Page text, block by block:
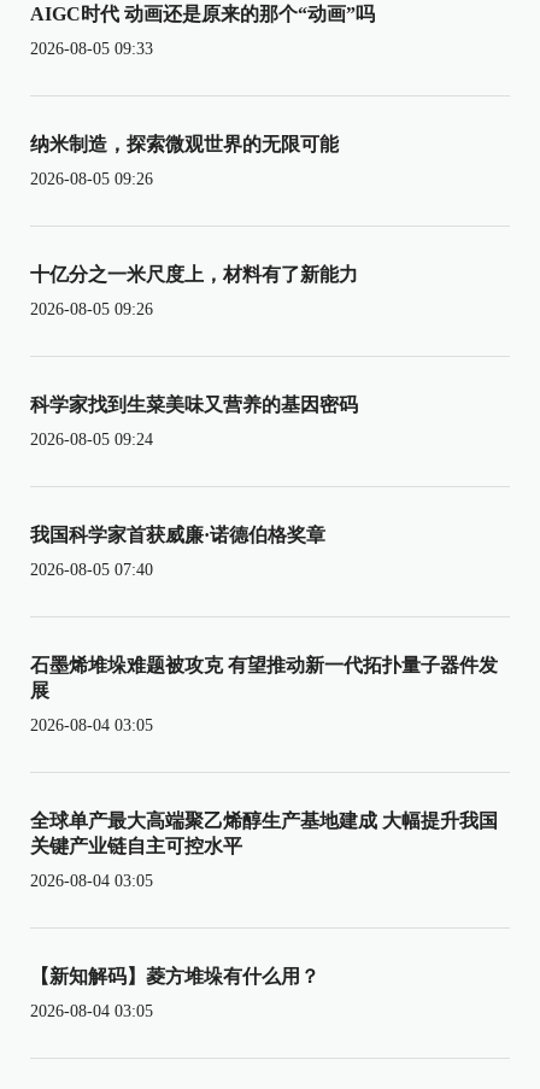
AIGC时代 动画还是原来的那个“动画”吗
2026-08-05 09:33
纳米制造，探索微观世界的无限可能
2026-08-05 09:26
十亿分之一米尺度上，材料有了新能力
2026-08-05 09:26
科学家找到生菜美味又营养的基因密码
2026-08-05 09:24
我国科学家首获威廉·诺德伯格奖章
2026-08-05 07:40
石墨烯堆垛难题被攻克 有望推动新一代拓扑量子器件发
展
2026-08-04 03:05
全球单产最大高端聚乙烯醇生产基地建成 大幅提升我国
关键产业链自主可控水平
2026-08-04 03:05
【新知解码】菱方堆垛有什么用？
2026-08-04 03:05